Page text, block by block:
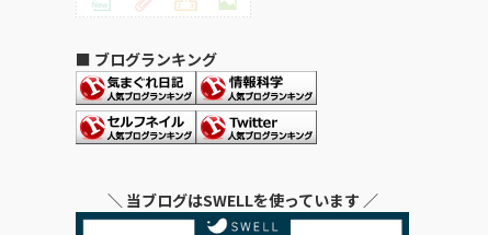
■ ブログランキング
＼ 当ブログはSWELLを使っています ／